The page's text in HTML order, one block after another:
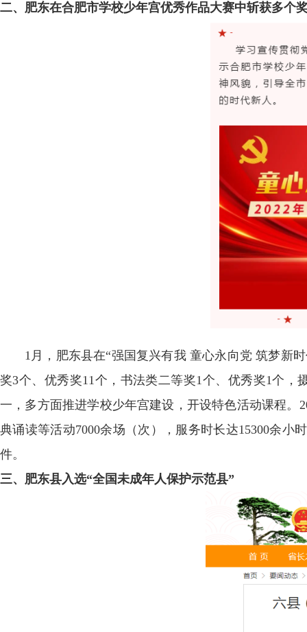
二、肥东在合肥市学校少年宫优秀作品大赛中斩获多个
1月，肥东县在“强国复兴有我 童心永向党 筑梦新
奖3个、优秀奖11个，书法类二等奖1个、优秀奖1个
一，多方面推进学校少年宫建设，开设特色活动课程
典诵读等活动7000余场（次），服务时长达15300余
件。
三、肥东县入选“全国未成年人保护示范县”